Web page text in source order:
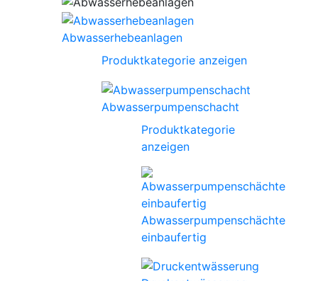
Abwasserhebeanlagen
Produktkategorie anzeigen
Abwasserpumpenschacht
Produktkategorie
anzeigen
Abwasserpumpenschächte
einbaufertig